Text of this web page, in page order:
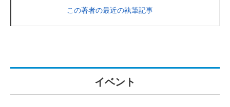
この著者の最近の執筆記事
イベント